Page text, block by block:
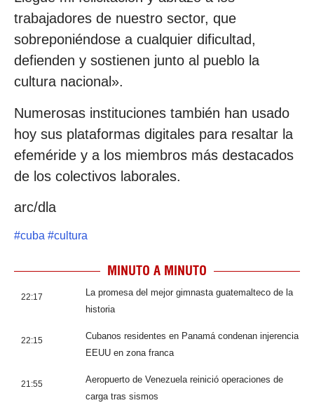
trabajadores de nuestro sector, que
sobreponiéndose a cualquier dificultad,
defienden y sostienen junto al pueblo la
cultura nacional».
Numerosas instituciones también han usado
hoy sus plataformas digitales para resaltar la
efeméride y a los miembros más destacados
de los colectivos laborales.
arc/dla
#cuba #cultura
MINUTO A MINUTO
22:17
La promesa del mejor gimnasta guatemalteco de la
historia
22:15
Cubanos residentes en Panamá condenan injerencia
EEUU en zona franca
21:55
Aeropuerto de Venezuela reinició operaciones de
carga tras sismos